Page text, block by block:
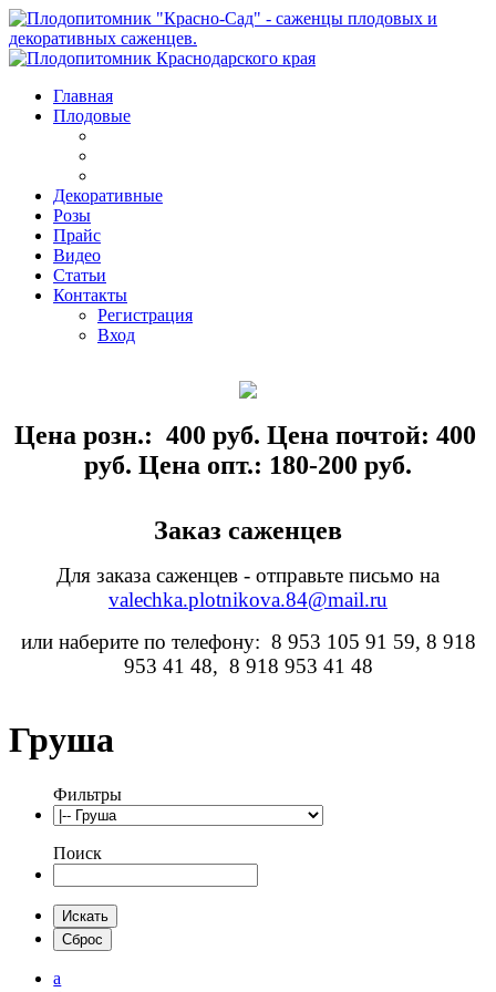
Главная
Плодовые
Декоративные
Розы
Прайс
Видео
Статьи
Контакты
Регистрация
Вход
Цена розн.: 400 руб. Цена почтой: 400
руб. Цена опт.: 180-200 руб.
Заказ саженцев
Для заказа саженцев - отправьте письмо на
valechka.plotnikova.84@mail.ru
или наберите по телефону: 8 953 105 91 59, 8 918
953 41 48, 8 918 953 41 48
Груша
Фильтры
Поиск
а